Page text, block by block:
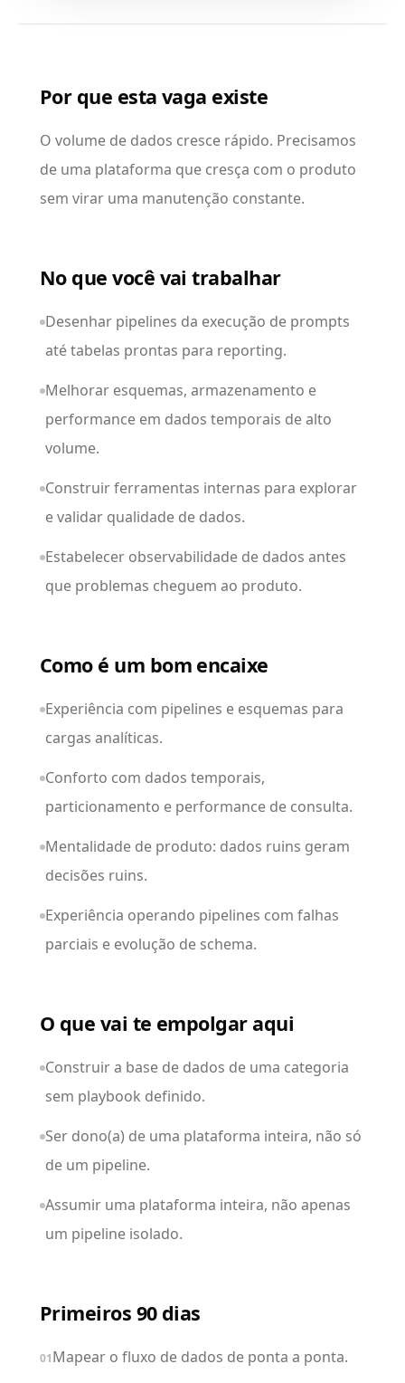
Por que esta vaga existe
O volume de dados cresce rápido. Precisamos
de uma plataforma que cresça com o produto
sem virar uma manutenção constante.
No que você vai trabalhar
Desenhar pipelines da execução de prompts
até tabelas prontas para reporting.
Melhorar esquemas, armazenamento e
performance em dados temporais de alto
volume.
Construir ferramentas internas para explorar
e validar qualidade de dados.
Estabelecer observabilidade de dados antes
que problemas cheguem ao produto.
Como é um bom encaixe
Experiência com pipelines e esquemas para
cargas analíticas.
Conforto com dados temporais,
particionamento e performance de consulta.
Mentalidade de produto: dados ruins geram
decisões ruins.
Experiência operando pipelines com falhas
parciais e evolução de schema.
O que vai te empolgar aqui
Construir a base de dados de uma categoria
sem playbook definido.
Ser dono(a) de uma plataforma inteira, não só
de um pipeline.
Assumir uma plataforma inteira, não apenas
um pipeline isolado.
Primeiros 90 dias
01Mapear o fluxo de dados de ponta a ponta.